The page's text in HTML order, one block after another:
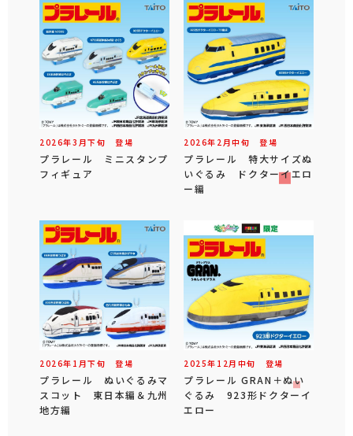
2026年3 月下旬 登場
プラレール ミニスタンプ
フィギュア
2026年 2 月中旬 登場
プラレール 特大サイズぬ
いぐるみ ドクターイエロ
ー編
2026年 1 月下旬 登場
プラレール ぬいぐるみマ
スコット 東日本編＆九州
地方編
2025年 12 月 中旬 登場
プラレール GRAN＋ぬい
ぐるみ 923形ドクターイ
エロー